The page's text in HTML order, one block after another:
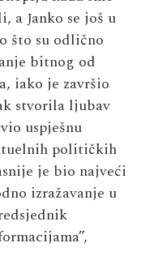
a Janko se još u
što su odlično
bitnog od
iako je završio
stvorila ljubav
uspješnu
političkih
je bio najveći
izražavanje u